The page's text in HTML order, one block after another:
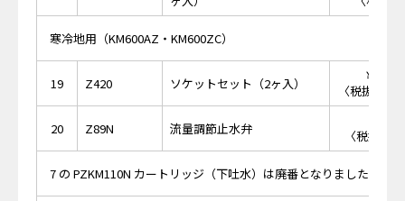
寒冷地用（KM600AZ・KM600ZC）
19 Z420 ソケットセット（2ヶ入）
￥
〈税抜価格
20 Z89N 流量調節止水弁
〈税抜価
7 の PZKM110N カートリッジ（下吐水）は廃番となりました。